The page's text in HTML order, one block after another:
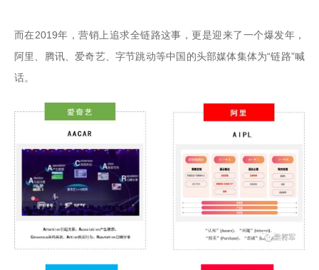
而在2019年，营销上追求全链路这事，更是迎来了一个爆发年，
阿里、腾讯、爱奇艺、字节跳动等中国的头部媒体集体为“链路”喊
话。